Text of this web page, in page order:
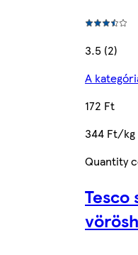
3.5 (2)
A
172 Ft
344 Ft/kg
Quantity
Tesco